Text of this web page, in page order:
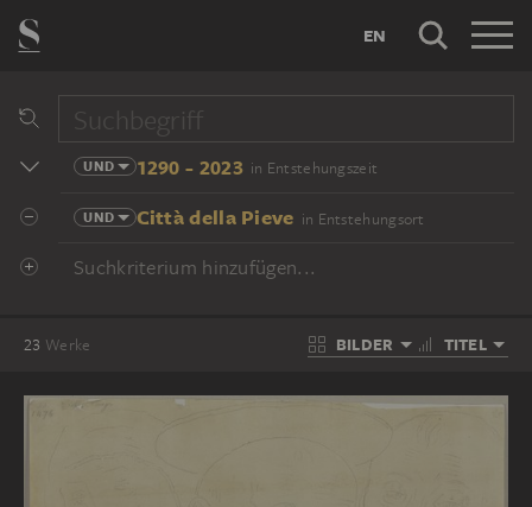
EN
UND 1290 - 2023 in Entstehungszeit
UND Città della Pieve in Entstehungsort
Suchkriterium hinzufügen...
23 Werke BILDER TITEL